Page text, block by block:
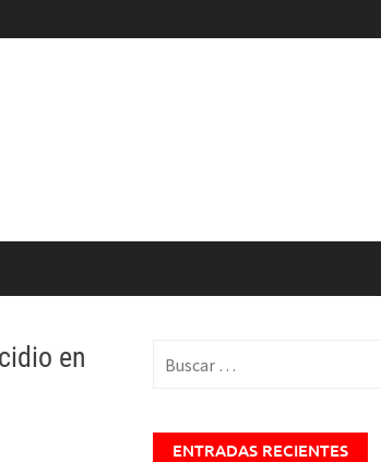
en
ENTRADAS RECIENTES